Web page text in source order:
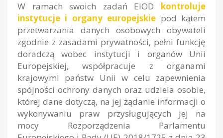
W ramach swoich zadań EIOD kontroluje
instytucje i organy europejskie pod kątem
przetwarzania danych osobowych obywateli
zgodnie z zasadami prywatności, pełni funkcję
doradczą wobec instytucji i organów Unii
Europejskiej, współpracuje z organami
krajowymi państw Unii w celu zapewnienia
spójności ochrony danych oraz udziela osobie,
której dane dotyczą, na jej żądanie informacji o
wykonywaniu praw przysługujących jej na
mocy Rozporządzenia Parlamentu